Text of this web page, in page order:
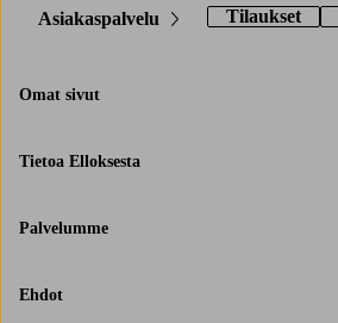
Asiakaspalvelu Tilaukset
Omat sivut
Tietoa Elloksesta
Palvelumme
Ehdot